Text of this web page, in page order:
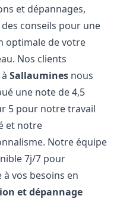
et dépannages,
conseils pour une
optimale de votre
Nos clients
àSallaumines nous
une note de 4,5
5 pour notre travail
et notre
Notre équipe
7j/7 pour
vos besoins en
et dépannage